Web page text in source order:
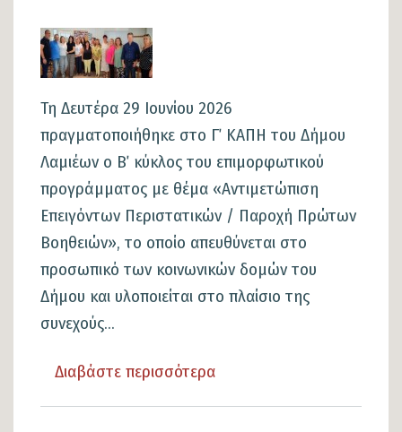
Εικόνα
Τη Δευτέρα 29 Ιουνίου 2026
πραγματοποιήθηκε στο Γ΄ ΚΑΠΗ του Δήμου
Λαμιέων ο Β΄ κύκλος του επιμορφωτικού
προγράμματος με θέμα «Αντιμετώπιση
Επειγόντων Περιστατικών / Παροχή Πρώτων
Βοηθειών», το οποίο απευθύνεται στο
προσωπικό των κοινωνικών δομών του
Δήμου και υλοποιείται στο πλαίσιο της
συνεχούς...
Διαβάστε περισσότερα